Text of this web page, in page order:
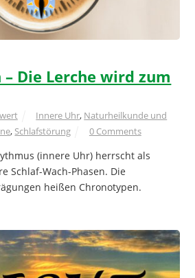
Die Lerche wird zum
Innere Uhr, Naturheilkunde und
, Schlafstörung 0 Comments
(innere Uhr) herrscht als
Schlaf-Wach-Phasen. Die
heißen Chronotypen.